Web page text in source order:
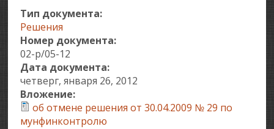
Тип документа:
Решения
Номер документа:
02-р/05-12
Дата документа:
четверг, января 26, 2012
Вложение:
об отмене решения от 30.04.2009 № 29 по
мунфинконтролю